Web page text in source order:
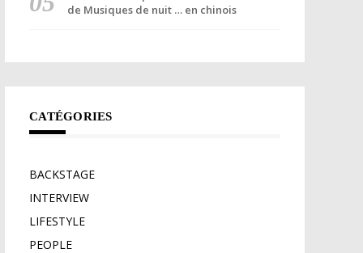
de Musiques de nuit … en chinois
CATÉGORIES
BACKSTAGE
INTERVIEW
LIFESTYLE
PEOPLE